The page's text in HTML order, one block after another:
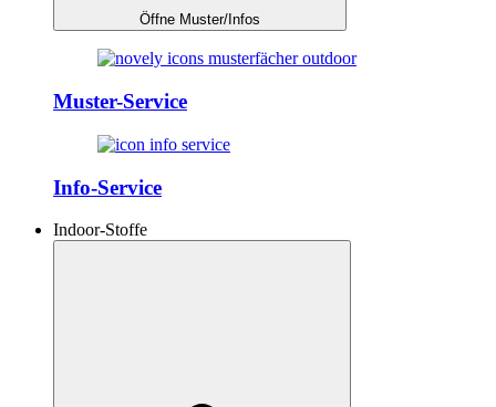
Öffne Muster/Infos
Muster-Service
Info-Service
Indoor-Stoffe